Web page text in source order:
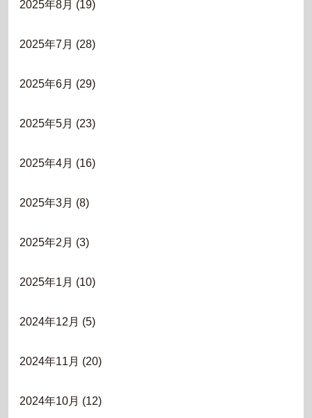
2025年8月 (19)
2025年7月 (28)
2025年6月 (29)
2025年5月 (23)
2025年4月 (16)
2025年3月 (8)
2025年2月 (3)
2025年1月 (10)
2024年12月 (5)
2024年11月 (20)
2024年10月 (12)